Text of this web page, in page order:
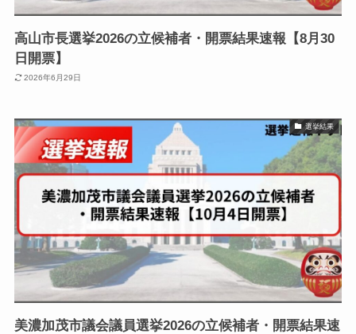
高山市長選挙2026の立候補者・開票結果速報【8月30
日開票】
2026年6月29日
選挙結果
美濃加茂市議会議員選挙2026の立候補者・開票結果速